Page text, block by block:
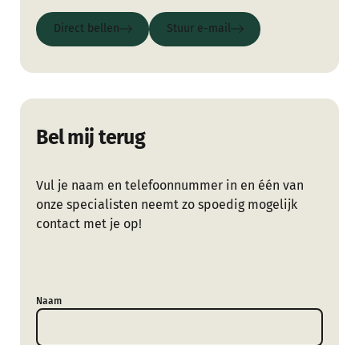
Direct bellen
Direct bellen
Stuur e-mail
Stuur e-mail
Bel mij terug
Vul je naam en telefoonnummer in en één van
onze specialisten neemt zo spoedig mogelijk
contact met je op!
Naam